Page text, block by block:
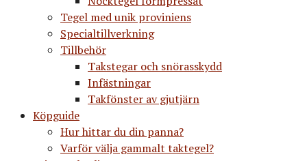
Tegel med unik proviniens
Specialtillverkning
Tillbehör
Takstegar och snörasskydd
Infästningar
Takfönster av gjutjärn
Köpguide
Hur hittar du din panna?
Varför välja gammalt taktegel?